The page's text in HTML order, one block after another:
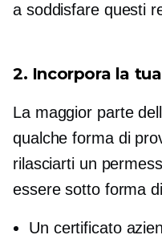
a soddisfare questi
2. Incorpora la
La maggior parte
qualche forma di
rilasciarti un
essere sotto forma
Un certificato